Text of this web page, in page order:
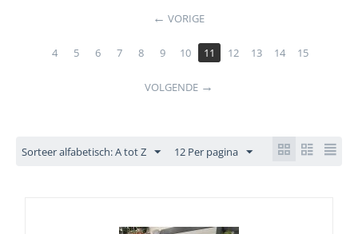
VORIGE
4 5 6 7 8 9 10 11 12 13 14 15
VOLGENDE
Sorteer alfabetisch: A tot Z 12 Per pagina